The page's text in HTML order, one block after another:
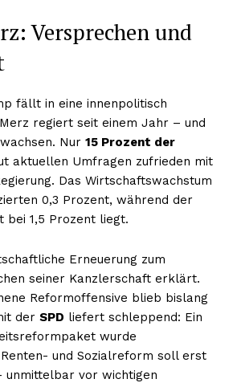
Versprechen und
fällt in eine innenpolitisch
regiert seit einem Jahr – und
Nur 15 Prozent der
aktuellen Umfragen zufrieden mit
Das Wirtschaftswachstum
0,3 Prozent, während der
bei 1,5 Prozent liegt.
Erneuerung zum
seiner Kanzlerschaft erklärt.
Reformoffensive blieb bislang
der SPD liefert schleppend: Ein
wurde
und Sozialreform soll erst
vor wichtigen